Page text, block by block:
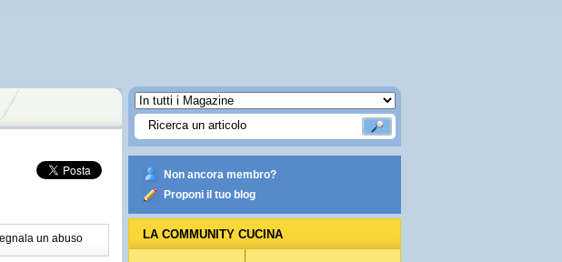
un abuso
Non ancora membro?
Proponi il tuo blog
LA COMMUNITY CUCINA